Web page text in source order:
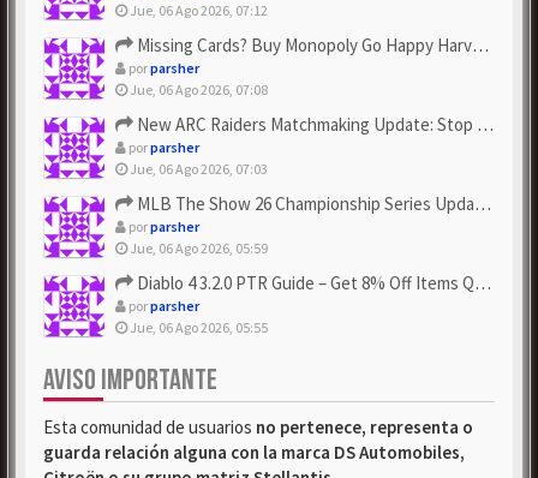
Jue, 06 Ago 2026, 07:12
Missing Cards? Buy Monopoly Go Happy Harvest with Looney Tun...
porparsher
Jue, 06 Ago 2026, 07:08
New ARC Raiders Matchmaking Update: Stop Failed - Grab Bluep...
porparsher
Jue, 06 Ago 2026, 07:03
MLB The Show 26 Championship Series Update! Get Cheap & ...
porparsher
Jue, 06 Ago 2026, 05:59
Diablo 4 3.2.0 PTR Guide – Get 8% Off Items Quickly to Test ...
porparsher
Jue, 06 Ago 2026, 05:55
AVISO IMPORTANTE
Esta comunidad de usuarios no pertenece, representa o
guarda relación alguna con la marca DS Automobiles,